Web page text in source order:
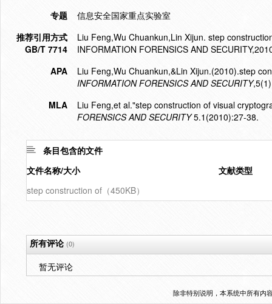
专题
信息安全国家重点实验室
推荐引用方式
GB/T 7714
Liu Feng,Wu Chuankun,Lin Xijun. step
INFORMATION FORENSICS AND
APA
Liu Feng,Wu Chuankun,&Lin Xijun.(2010).step
INFORMATION FORENSICS AND SECURITY
MLA
Liu Feng,et al."step construction of visual
FORENSICS AND SECURITY5.1(2010):27-38.
条目包含的文件
文件名称/大小
文献类型
step construction of（450KB）
所有评论(0)
暂无评论
除非特别说明，本系统中所有内